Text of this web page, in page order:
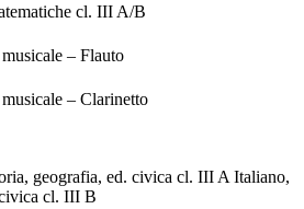
cl. III A/B
– Flauto
– Clarinetto
geografia, ed. civica cl. III A Italiano,
cl. III B